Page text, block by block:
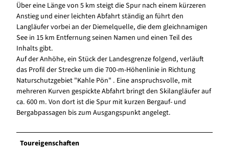
Über eine Länge von 5 km steigt die Spur nach einem kürzeren
Anstieg und einer leichten Abfahrt ständig an führt den
Langläufer vorbei an der Diemelquelle, die dem gleichnamigen
See in 15 km Entfernung seinen Namen und einen Teil des
Inhalts gibt.
Auf der Anhöhe, ein Stück der Landesgrenze folgend, verläuft
das Profil der Strecke um die 700-m-Höhenlinie in Richtung
Naturschutzgebiet "Kahle Pön" . Eine anspruchsvolle, mit
mehreren Kurven gespickte Abfahrt bringt den Skilangläufer auf
ca. 600 m. Von dort ist die Spur mit kurzen Bergauf- und
Bergabpassagen bis zum Ausgangspunkt angelegt.
Toureigenschaften